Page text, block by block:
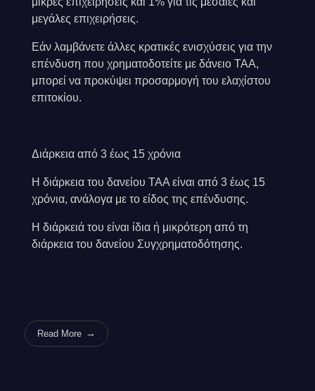
μεγάλες επιχειρήσεις.
Εάν λαμβάνετε άλλες κρατικές ενισχύσεις για την
επένδυση που χρηματοδοτείτε με δάνειο ΤΑΑ,
μπορεί να προκύψει προσαρμογή του ελαχίστου
επιτοκίου.
Διάρκεια από 3 έως 15 χρόνια
Η διάρκεια του δανείου ΤΑΑ είναι από 3 έως 15
χρόνια, ανάλογα με το είδος της επένδυσης.
Η διάρκειά του είναι ίδια ή μικρότερη από τη
διάρκεια του δανείου Συγχρηματοδότησης.
Read More